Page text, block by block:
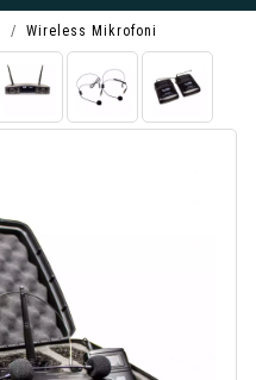
Wireless Mikrofoni